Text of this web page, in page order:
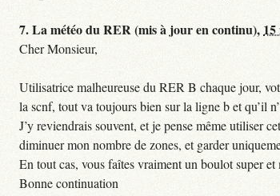
7.La météo du RER (mis à jour en continu),
Cher Monsieur,
Utilisatrice malheureuse du RER B chaque jour,
la scnf, tout va toujours bien sur la ligne b et qu’il
J’y reviendrais souvent, et je pense même utiliser
diminuer mon nombre de zones, et garder
En tout cas, vous faîtes vraiment un boulot super
Bonne continuation